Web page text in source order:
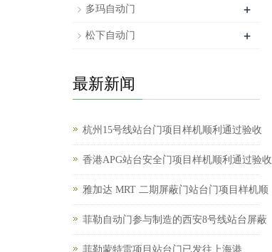
多玛自动门
+
松下自动门 +
最新新闻
杭州15号线站台门项目样机顺利通过验收
香港APG站台安全门项目样机顺利通过验收
雅加达 MRT 二期屏蔽门站台门项目样机顺
菲勒自动门参与制造的西安8号线站台屏蔽
菲勒蒙特雷项目站台门已发往上海港